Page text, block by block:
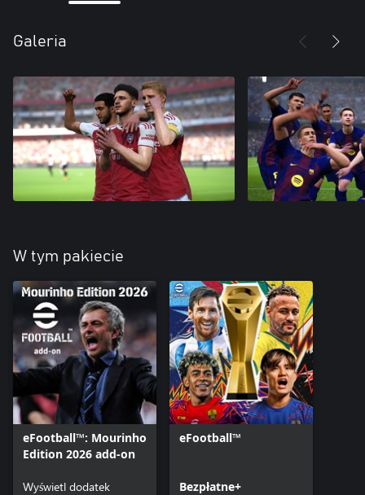
Galeria
W tym pakiecie
eFootball™: Mourinho
Edition 2026 add-on
Wyświetl dodatek
eFootball™
Bezpłatne+